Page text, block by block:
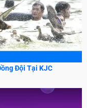
Đội Tại KJC